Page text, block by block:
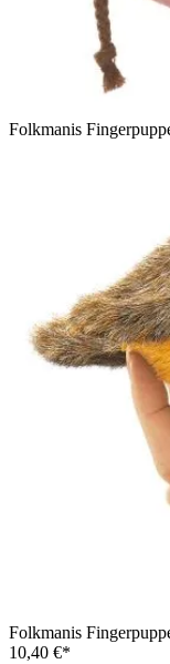
Folkmanis
Folkmanis
10,40 €*